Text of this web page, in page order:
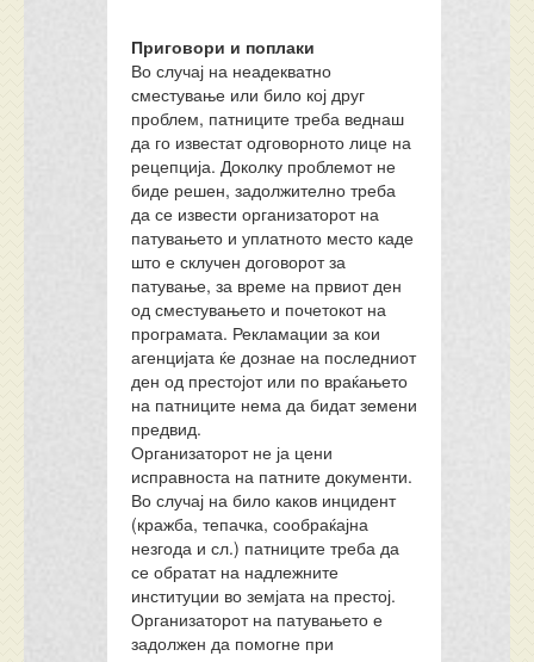
Приговори и поплаки
Во случај на неадекватно
сместување или било кој друг
проблем, патниците треба веднаш
да го известат одговорното лице на
рецепција. Доколку проблемот не
биде решен, задолжително треба
да се извести организаторот на
патувањето и уплатното место каде
што е склучен договорот за
патување, за време на првиот ден
од сместувањето и почетокот на
програмата. Рекламации за кои
агенцијата ќе дознае на последниот
ден од престојот или по враќањето
на патниците нема да бидат земени
предвид.
Организаторот не ја цени
исправноста на патните документи.
Во случај на било каков инцидент
(кражба, тепачка, сообраќајна
незгода и сл.) патниците треба да
се обратат на надлежните
институции во земјата на престој.
Организаторот на патувањето е
задолжен да помогне при